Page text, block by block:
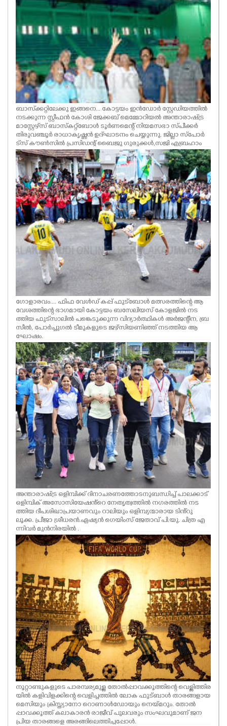
ബാസ്‌ക്കറ്റിലേക്കു ഇങ്ങനെ... കോട്ടയം ഇൻഡോർ സ്റ്റേഡിയത്തിൽ
നടക്കുന്ന സ്റ്റീഫൻ കോശി ജേക്കബ് മെമ്മോറിയൽ അന്താരാഷ്ട്ര
മാസ്റ്റേഴ്‌സ് ബാസ്‌കറ്റ്‌ബോൾ ടൂർണമെന്റ് നിയമസഭാ സ്‌പീക്കർ
തിരുവഞ്ചൂർ രാധാകൃഷ്ണൻ ഉദ്‌ഘാടനം ചെയ്യുന്നു. ജില്ലാ സ്‌പോർ
ട്‌സ് കൗൺസിൽ പ്രസിഡന്റ് ബൈജു ഗുരുക്കൾ,സജി എബ്രഹാം
പി.ജെ സണ്ണി,പി.സി ആന്റണി,ജോർജ് ജേക്കബ് പുരയ്ക്കൽ തുടങ്ങിയ
വർ സമീപം
ഗോളാരവം.... ഫിഫ വേൾഡ് കപ്പ് ഫുട്‌ബോൾ മത്സരത്തിന്റെ ആ
വേശത്തിന്റെ ഭാഗമായി കോട്ടയം ബസേലിയസ് കോളജിൽ നട
ത്തിയ ഫുട്‌സാലിൽ പങ്കെടുക്കുന്ന വിദ്യാർത്ഥികൾ അർജന്റീന, ബ്ര
സീൽ, പോർച്ചുഗൽ ടീമുകളുടെ ജഴ്സിയണിഞ്ഞ് നടത്തിയ ആ
ഘോഷം.
അന്താരാഷ്ട്ര ഒളിമ്പിക്ക് ദിനാചരണത്തോടനുബന്ധിച്ച് പാലക്കാട്
ഒളിമ്പിക് അസോസിയേഷൻ്റെ നേതൃത്വത്തിൽ നഗരത്തിൽ നട
ത്തിയ ദീപശിഖാപ്രയാണവും റാലിയും ഒളിമ്പ്യന്മാരായ ടിൻ്റു
ലൂക്ക. പ്രീജാ ശ്രീധരൻ.ഏഷ്യൻ ഗെയിംസ് ജേതാവ് പി.യു. ചിത്ര എ
ന്നിവർ മുൻനിരയിൽ .
നൂറ്റാണ്ടുകളുടെ പാരമ്പര്യമുള്ള തോൽപ്പാവക്കൂത്തിന്റെ വെള്ളിത്തിര
യിൽ കളിവിളക്കിന്റെ വെളിച്ചത്തിൽ ലോക ഫുട്ബാൾ താരങ്ങളായ
മെസിയും ക്രിസ്ത്യാനോ റൊണാൾഡോയും നെയ്മറും. തോൽ
പ്പാവക്കൂത്ത് കലാകാരൻ രാജീവ് പുലവരും സംഘവുമാണ് ജന
പ്രിയ താരങ്ങളെ അരങ്ങിലെത്തിച്ചപ്പോൾ.